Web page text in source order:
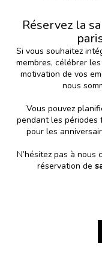
Réservez la
Si vous souhaitez
membres, célébrer
motivation de vos
nous
Vous pouvez
pendant les périodes
pour les
N’hésitez pas à nous
réservation de